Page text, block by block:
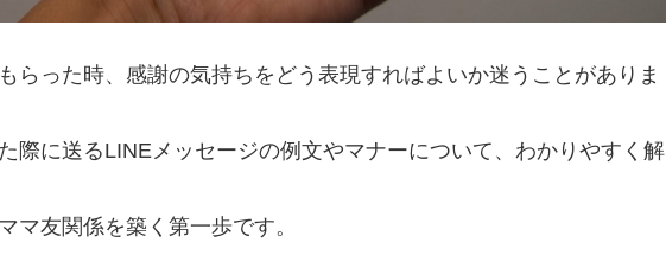
らった時、感謝の気持ちをどう表現すればよいか迷うことがありま
際に送るLINEメッセージの例文やマナーについて、わかりやすく解
マ友関係を築く第一歩です。